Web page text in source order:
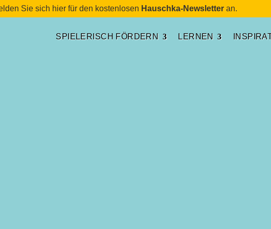
Sie sich hier für den kostenlosen Hauschka-Newsletter an.
SPIELERISCH FÖRDERN LERNEN